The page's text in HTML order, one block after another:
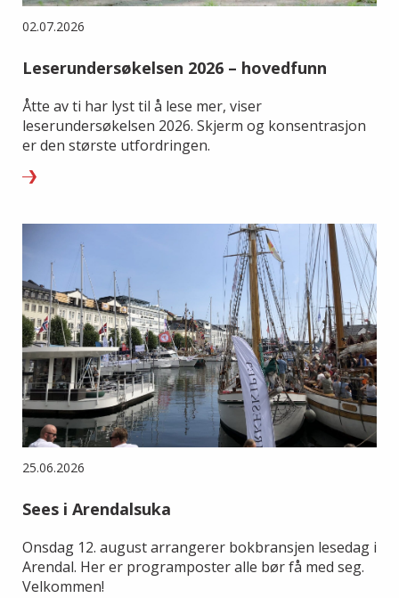
02.07.2026
Leserundersøkelsen 2026 – hovedfunn
Åtte av ti har lyst til å lese mer, viser
leserundersøkelsen 2026. Skjerm og konsentrasjon
er den største utfordringen.
25.06.2026
Sees i Arendalsuka
Onsdag 12. august arrangerer bokbransjen lesedag i
Arendal. Her er programposter alle bør få med seg.
Velkommen!